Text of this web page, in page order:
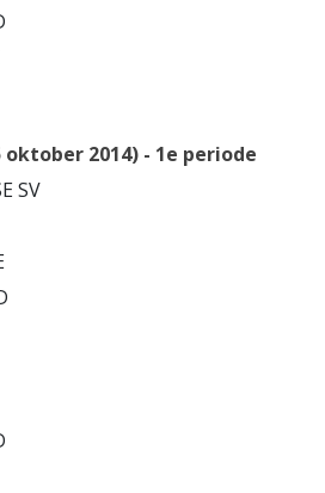
oktober 2014) - 1e periode
SV